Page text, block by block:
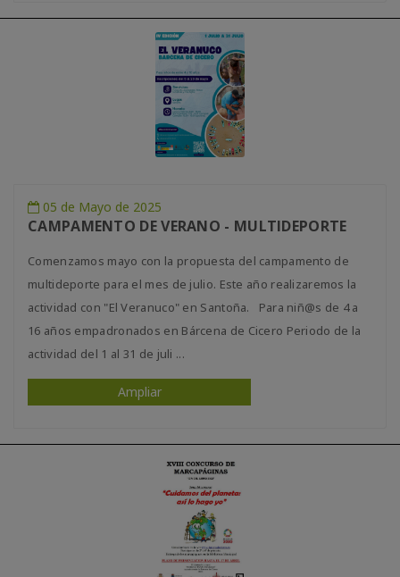
05 de Mayo de 2025
CAMPAMENTO DE VERANO - MULTIDEPORTE
Comenzamos mayo con la propuesta del campamento de
multideporte para el mes de julio. Este año realizaremos la
actividad con "El Veranuco" en Santoña. Para niñ@s de 4 a
16 años empadronados en Bárcena de Cicero Periodo de la
actividad del 1 al 31 de juli ...
Ampliar